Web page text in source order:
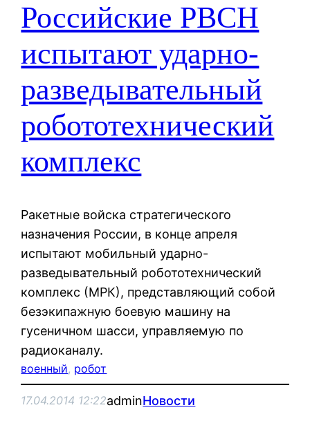
Российские РВСН
испытают ударно-
разведывательный
робототехнический
комплекс
Ракетные войска стратегического
назначения России, в конце апреля
испытают мобильный ударно-
разведывательный робототехнический
комплекс (МРК), представляющий собой
безэкипажную боевую машину на
гусеничном шасси, управляемую по
радиоканалу.
военный, робот
17.04.2014 12:22adminНовости